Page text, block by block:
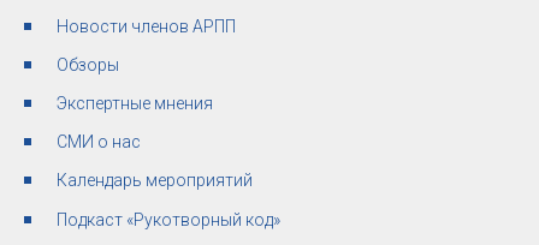
Новости членов АРПП
Обзоры
Экспертные мнения
СМИ о нас
Календарь мероприятий
Подкаст «Рукотворный код»